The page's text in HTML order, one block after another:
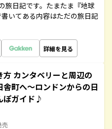
旅日記です。たまたま『地球
いてある内容はただの旅日記
詳細を見る
方 カンタベリーと周辺の
舎町へ～ロンドンからの日
ぽガイド♪
売